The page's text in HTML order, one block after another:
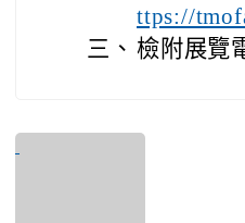
ttps://
三、 檢附展覽